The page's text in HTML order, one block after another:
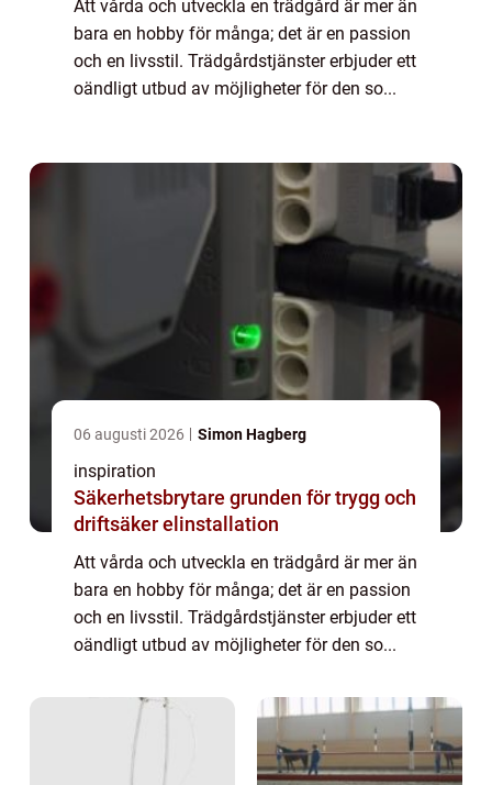
Att vårda och utveckla en trädgård är mer än
bara en hobby för många; det är en passion
och en livsstil. Trädgårdstjänster erbjuder ett
oändligt utbud av möjligheter för den so...
06 augusti 2026 Simon Hagberg
inspiration
Säkerhetsbrytare grunden för trygg och
driftsäker elinstallation
Att vårda och utveckla en trädgård är mer än
bara en hobby för många; det är en passion
och en livsstil. Trädgårdstjänster erbjuder ett
oändligt utbud av möjligheter för den so...